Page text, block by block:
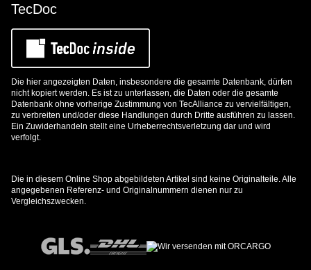
TecDoc
Die hier angezeigten Daten, insbesondere die gesamte Datenbank, dürfen
nicht kopiert werden. Es ist zu unterlassen, die Daten oder die gesamte
Datenbank ohne vorherige Zustimmung von TecAlliance zu vervielfältigen,
zu verbreiten und/oder diese Handlungen durch Dritte ausführen zu lassen.
Ein Zuwiderhandeln stellt eine Urheberrechtsverletzung dar und wird
verfolgt.
Die in diesem Online Shop abgebildeten Artikel sind keine Originalteile. Alle
angegebenen Referenz- und Originalnummern dienen nur zu
Vergleichszwecken.